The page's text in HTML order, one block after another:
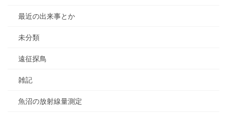
最近の出来事とか
未分類
遠征探鳥
雑記
魚沼の放射線量測定